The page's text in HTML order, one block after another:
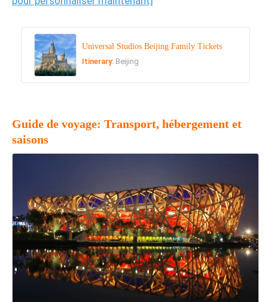
Universal Studios Beijing Family Tickets
Itinerary: Beijing
Guide de voyage: Transport, hébergement et
saisons